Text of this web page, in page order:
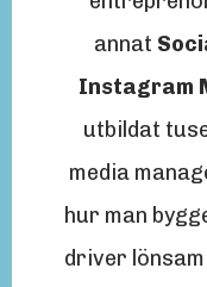
annat
Instagram
utbildat
media
hur man
driver